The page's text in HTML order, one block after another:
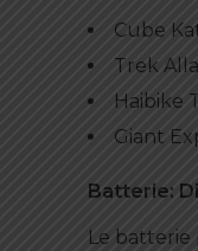
Cube
Trek
Haibike
Giant
Batterie:
Le batterie